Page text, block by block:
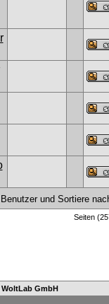
Benutzer und Sortiere
Seiten
WoltLab GmbH